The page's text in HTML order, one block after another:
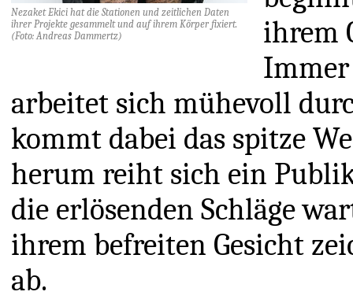
Nezaket Ekici hat die Stationen und zeitlichen Daten
ihrer Projekte gesammelt und auf ihrem Körper fixiert.
(Foto: Andreas Dammertz)
ihrem
arbeitet sich mühevoll
kommt dabei das spitze
herum reiht sich ein
die erlösenden Schläge
ihrem befreiten Gesicht
ab.